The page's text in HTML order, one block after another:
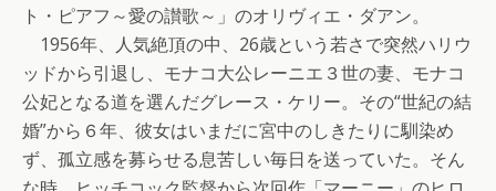
ト・ピアフ～愛の讃歌～」のオリヴィエ・ダアン。
1956年、人気絶頂の中、26歳という若さで突然ハリウ
ッドから引退し、モナコ大公レーニエ３世の妻、モナコ
公妃となる道を選んだグレース・ケリー。その“世紀の結
婚”から６年、彼女はいまだに宮中のしきたりに馴染め
ず、孤立感を募らせる息苦しい毎日を送っていた。そん